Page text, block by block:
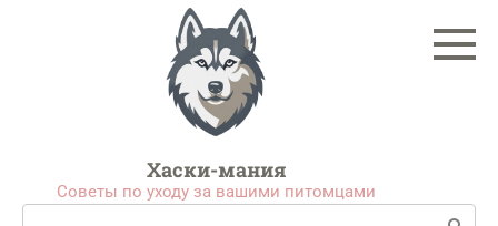
Хаски-мания
Советы по уходу за вашими питомцами
Поиск: